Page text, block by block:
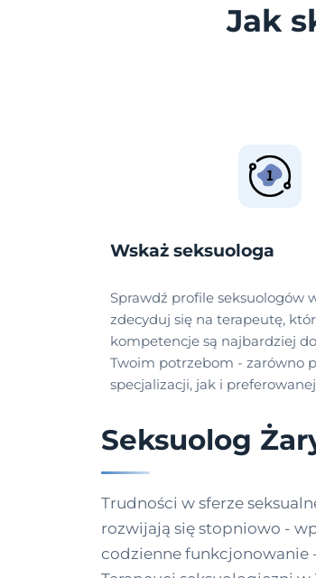
Jak
Wskaż seksuologa
Sprawdź profile seksuologów
zdecyduj się na terapeutę,
kompetencje są najbardziej
Twoim potrzebom - zarówno
specjalizacji, jak i
Seksuolog
Trudności w sferze
rozwijają się stopniowo -
codzienne funkcjonowanie